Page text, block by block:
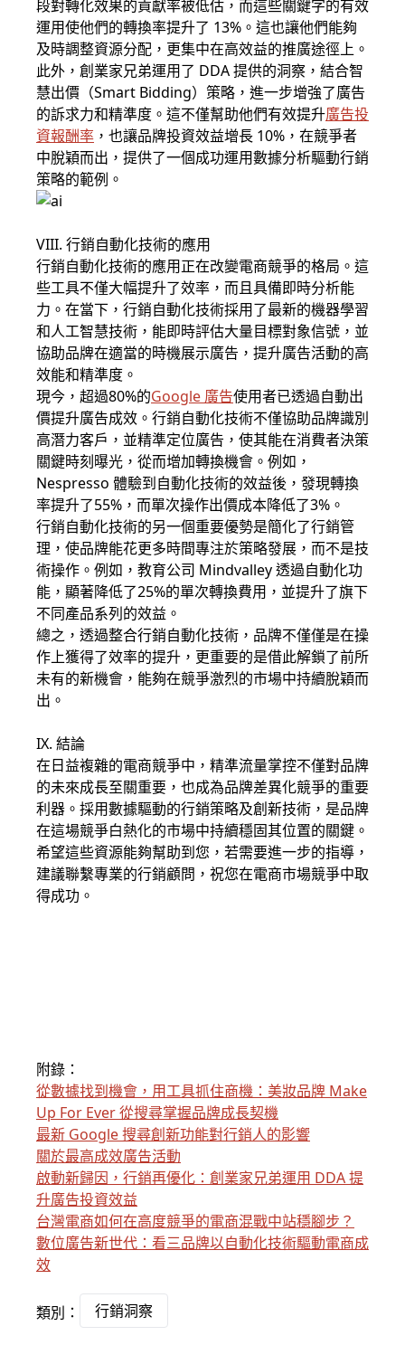
段對轉化效果的貢獻率被低估，而這些關鍵字的有效
運用使他們的轉換率提升了 13%。這也讓他們能夠
及時調整資源分配，更集中在高效益的推廣途徑上。
此外，創業家兄弟運用了 DDA 提供的洞察，結合智
慧出價（Smart Bidding）策略，進一步增強了廣告
的訴求力和精準度。這不僅幫助他們有效提升廣告投
資報酬率 ，也讓品牌投資效益增長 10%，在競爭者
中脫穎而出，提供了一個成功運用數據分析驅動行銷
策略的範例。
VIII. 行銷自動化技術的應用
行銷自動化技術的應用正在改變電商競爭的格局。這
些工具不僅大幅提升了效率，而且具備即時分析能
力。在當下，行銷自動化技術採用了最新的機器學習
和人工智慧技術，能即時評估大量目標對象信號，並
協助品牌在適當的時機展示廣告，提升廣告活動的高
效能和精準度。
現今，超過80%的Google 廣告使用者已透過自動出
價提升廣告成效。行銷自動化技術不僅協助品牌識別
高潛力客戶，並精準定位廣告，使其能在消費者決策
關鍵時刻曝光，從而增加轉換機會。例如，
Nespresso 體驗到自動化技術的效益後，發現轉換
率提升了55%，而單次操作出價成本降低了3%。
行銷自動化技術的另一個重要優勢是簡化了行銷管
理，使品牌能花更多時間專注於策略發展，而不是技
術操作。例如，教育公司 Mindvalley 透過自動化功
能，顯著降低了25%的單次轉換費用，並提升了旗下
不同產品系列的效益。
總之，透過整合行銷自動化技術，品牌不僅僅是在操
作上獲得了效率的提升，更重要的是借此解鎖了前所
未有的新機會，能夠在競爭激烈的市場中持續脫穎而
出。
IX. 結論
在日益複雜的電商競爭中，精準流量掌控不僅對品牌
的未來成長至關重要，也成為品牌差異化競爭的重要
利器。採用數據驅動的行銷策略及創新技術，是品牌
在這場競爭白熱化的市場中持續穩固其位置的關鍵。
希望這些資源能夠幫助到您，若需要進一步的指導，
建議聯繫專業的行銷顧問，祝您在電商市場競爭中取
得成功。
附錄：
從數據找到機會，用工具抓住商機：美妝品牌 Make
Up For Ever 從搜尋掌握品牌成長契機
最新 Google 搜尋創新功能對行銷人的影響
關於最高成效廣告活動
啟動新歸因，行銷再優化：創業家兄弟運用 DDA 提
升廣告投資效益
台灣電商如何在高度競爭的電商混戰中站穩腳步？
數位廣告新世代：看三品牌以自動化技術驅動電商成
效
類別： 行銷洞察